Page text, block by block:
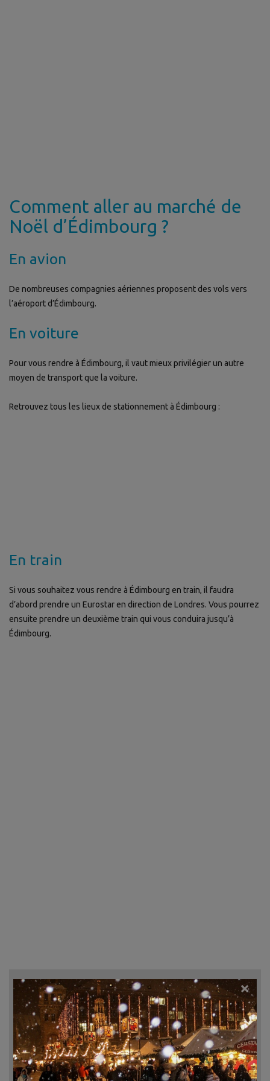
Comment aller au marché de
Noël d’Édimbourg ?
En avion
De nombreuses compagnies aériennes proposent des vols vers
l’aéroport d’Édimbourg.
En voiture
Pour vous rendre à Édimbourg, il vaut mieux privilégier un autre
moyen de transport que la voiture.
Retrouvez tous les lieux de stationnement à Édimbourg :
En train
Si vous souhaitez vous rendre à Édimbourg en train, il faudra
d’abord prendre un Eurostar en direction de Londres. Vous pourrez
ensuite prendre un deuxième train qui vous conduira jusqu’à
Édimbourg.
Recherche d'hôtels et autres...
Destination
Du
ven. 7 août 2026
Au
sam. 8 août 2026
×